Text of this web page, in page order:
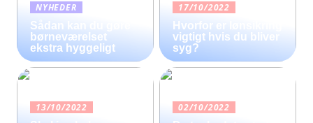
NYHEDER
Sådan kan du gøre
børneværelset
ekstra hyggeligt
17/10/2022
Hvorfor er lønsikring
vigtigt hvis du bliver
syg?
13/10/2022 02/10/2022